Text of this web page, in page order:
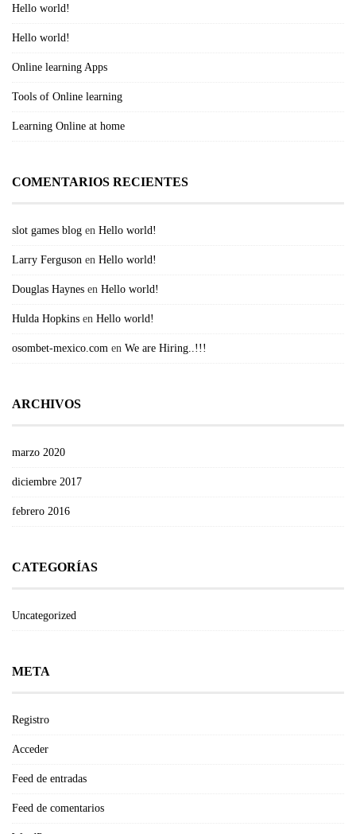
Hello world!
Hello world!
Online learning Apps
Tools of Online learning
Learning Online at home
COMENTARIOS RECIENTES
slot games blog en Hello world!
Larry Ferguson en Hello world!
Douglas Haynes en Hello world!
Hulda Hopkins en Hello world!
osombet-mexico.com en We are Hiring..!!!
ARCHIVOS
marzo 2020
diciembre 2017
febrero 2016
CATEGORÍAS
Uncategorized
META
Registro
Acceder
Feed de entradas
Feed de comentarios